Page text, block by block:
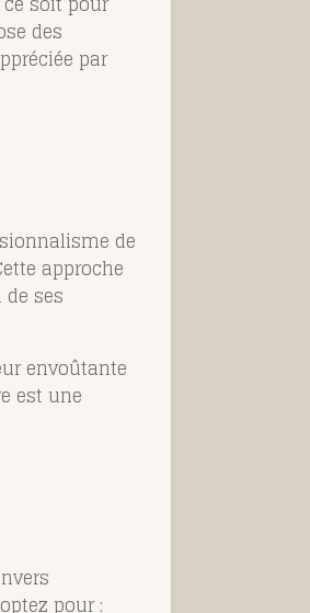
des
par
de
approche
ses
envoûtante
est une
pour :